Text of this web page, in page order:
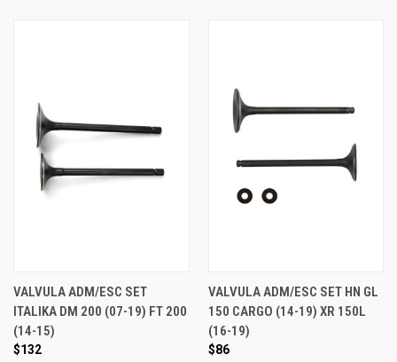
VALVULA ADM/ESC SET
ITALIKA DM 200 (07-19) FT 200
(14-15)
$132
VALVULA ADM/ESC SET HN GL
150 CARGO (14-19) XR 150L
(16-19)
$86